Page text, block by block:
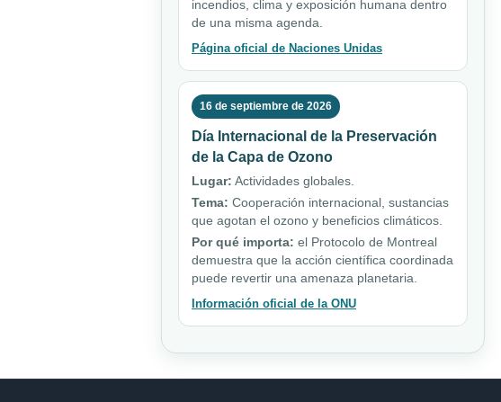
incendios, clima y exposición humana dentro
de una misma agenda.
Página oficial de Naciones Unidas
16 de septiembre de 2026
Día Internacional de la Preservación
de la Capa de Ozono
Lugar: Actividades globales.
Tema: Cooperación internacional, sustancias
que agotan el ozono y beneficios climáticos.
Por qué importa: el Protocolo de Montreal
demuestra que la acción científica coordinada
puede revertir una amenaza planetaria.
Información oficial de la ONU